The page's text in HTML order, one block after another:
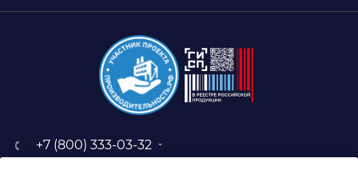
+7 (800) 333-03-32